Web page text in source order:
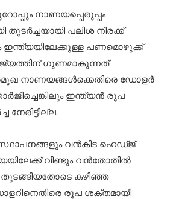
നാണയപ്പെരുപ്പം
തുടര്‍ച്ചയായി പലിശ നിരക്ക്
ഇന്ത്യയിലേക്കുള്ള പണമൊഴുക്ക്
ഗുണമാകുന്നത്.
നാണയങ്ങള്‍ക്കെതിരെ ഡോളര്‍
ഇന്ത്യന്‍ രൂപ
സ്ഥാപനങ്ങളും വന്‍കിട ഹെഡ്ജ്
വീണ്ടും വന്‍തോതില്‍
കഴിഞ്ഞ
രൂപ ശക്തമായി